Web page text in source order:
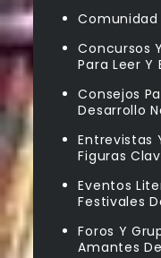
Comunidad
Concursos
Para Leer Y
Consejos
Desarrollo
Entrevistas
Figuras
Eventos
Festivales
Foros Y
Amantes